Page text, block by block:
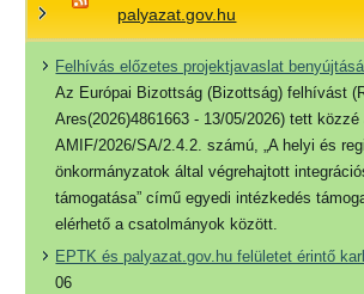
palyazat.gov.hu
Felhívás előzetes projektjavaslat
Az Európai Bizottság (Bizottság) felhívást
Ares(2026)4861663 - 13/05/2026) tett közzé
AMIF/2026/SA/2.4.2. számú, „A helyi és
önkormányzatok által végrehajtott
támogatása” című egyedi intézkedés
elérhető a csatolmányok között.
EPTK és palyazat.gov.hu felületet érintő
06